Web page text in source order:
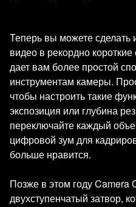
Теперь вы можете
видео в рекордно
дает вам более простой
инструментам камеры.
чтобы настроить такие
экспозиция или глубина
переключайте каждый
цифровой зум для
больше нравится.
Позже в этом году Camera
двухступенчатый затвор,